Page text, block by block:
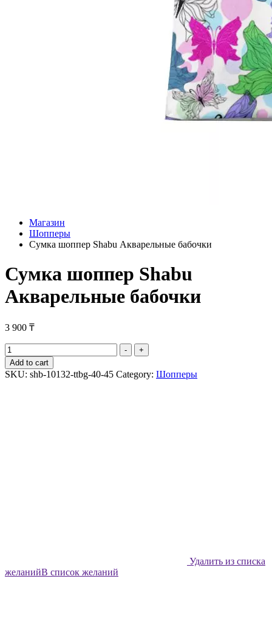
Магазин
Шопперы
Сумка шоппер Shabu Акварельные бабочки
Сумка шоппер Shabu
Акварельные бабочки
3 900 ₸
Сумка
шоппер
Shabu
Акварельные
-
+
Add to cart
SKU: shb-10132-ttbg-40-45 Category: Шопперы
Удалить из списка
желанийВ список желаний